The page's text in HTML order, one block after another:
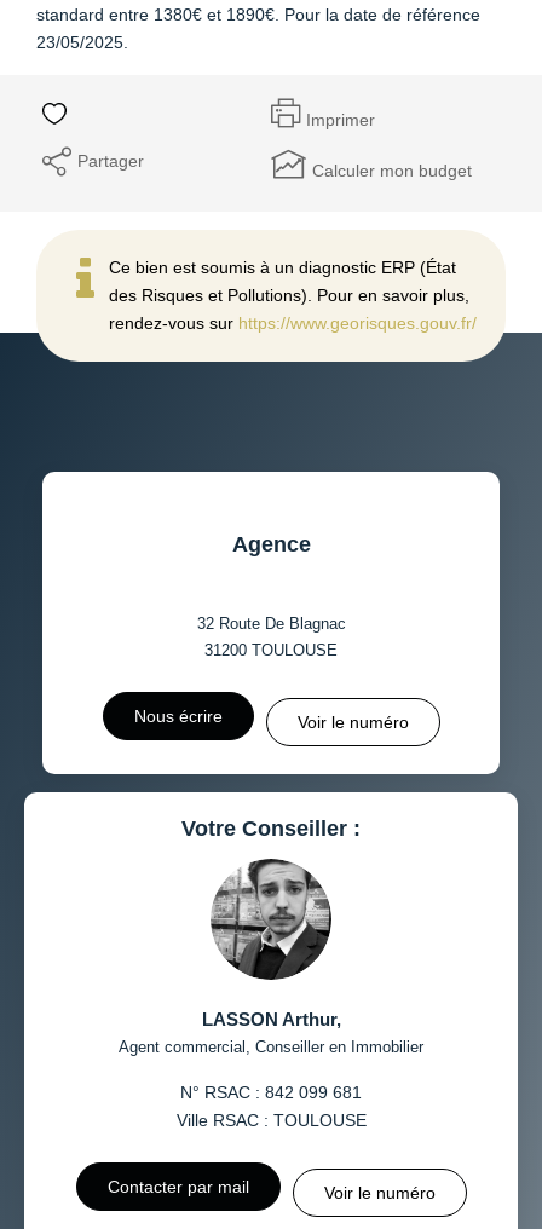
standard entre 1380€ et 1890€. Pour la date de référence
23/05/2025.
Imprimer
Partager Calculer mon budget
Ce bien est soumis à un diagnostic ERP (État
des Risques et Pollutions). Pour en savoir plus,
rendez-vous sur https://www.georisques.gouv.fr/
Agence
32 Route De Blagnac
31200 TOULOUSE
Nous écrire Voir le numéro
Votre Conseiller :
LASSON Arthur,
Agent commercial, Conseiller en Immobilier
N° RSAC : 842 099 681
Ville RSAC : TOULOUSE
Contacter par mail Voir le numéro